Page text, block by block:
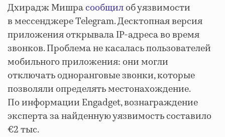
Дхирадж Мишрасообщилоб уязвимости
в мессенджере Telegram. Десктопная версия
приложения открывала IP-адреса во время
звонков. Проблема не касалась пользователей
мобильного приложения: они могли
отключать одноранговые звонки, которые
позволяли определять местонахождение.
По информации Engadget, вознаграждение
эксперта за найденную уязвимость составило
€2 тыс.